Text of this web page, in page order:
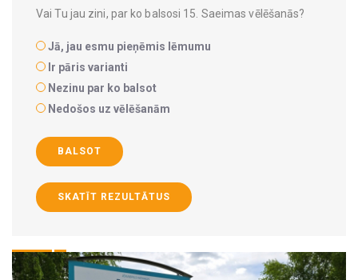
Vai Tu jau zini, par ko balsosi 15. Saeimas vēlēšanās?
Jā, jau esmu pieņēmis lēmumu
Ir pāris varianti
Nezinu par ko balsot
Nedošos uz vēlēšanām
BALSOT
SKATĪT REZULTĀTUS